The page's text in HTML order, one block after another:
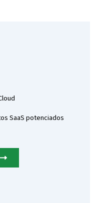
SaaS potenciados